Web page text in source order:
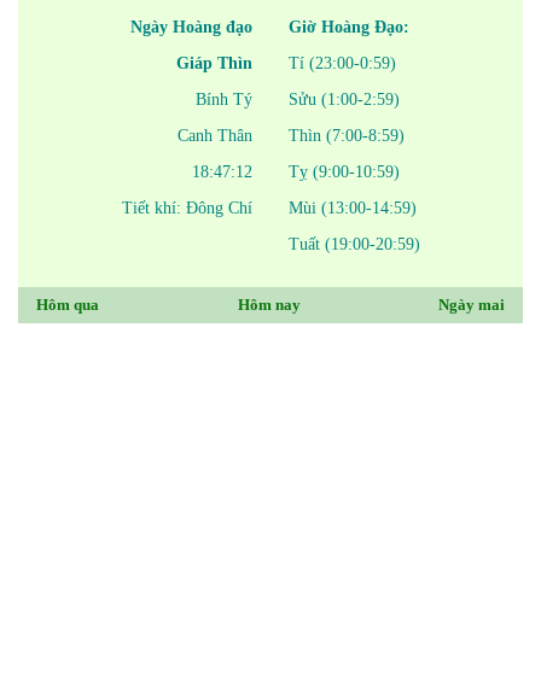
Ngày Hoàng đạo
Giáp Thìn
Bính Tý
Canh Thân
18:47:12
Tiết khí: Đông Chí
Giờ Hoàng Đạo:
Tí (23:00-0:59)
Sửu (1:00-2:59)
Thìn (7:00-8:59)
Tỵ (9:00-10:59)
Mùi (13:00-14:59)
Tuất (19:00-20:59)
Hôm qua Hôm nay Ngày mai